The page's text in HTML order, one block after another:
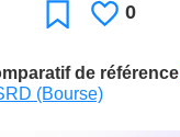
Favori J'aime
0
de référence
(Bourse)